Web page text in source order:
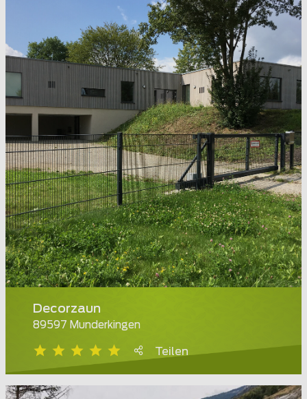
Decorzaun
89597 Munderkingen
Teilen